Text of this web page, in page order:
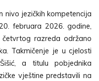
nivo jezičkih kompetencija
februara 2026. godine,
razreda održano
Takmičenje je u cjelosti
a titulu pobjednika
vještine predstavili na